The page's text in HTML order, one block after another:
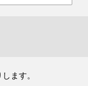
ます。